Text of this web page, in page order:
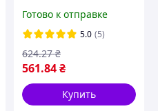
активированным
углём, 10 литров (4.66
кг)
Готово к отправке
5.0 (5)
561.84₴
624.27 ₴
Купить